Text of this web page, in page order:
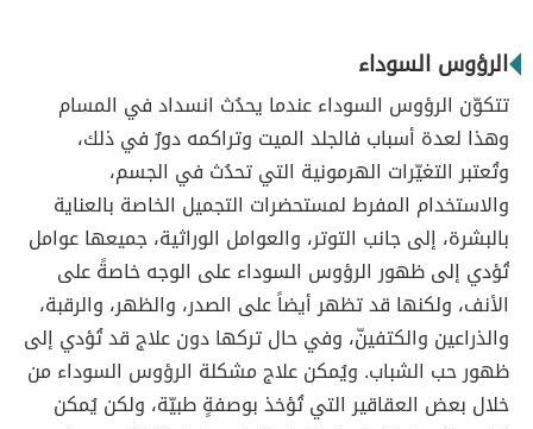
الرؤوس السوداء
تتكوّن الرؤوس السوداء عندما يحدُث انسداد في المسام
وهذا لعدة أسباب فالجلد الميت وتراكمه دورٌ في ذلك،
وتُعتبر التغيّرات الهرمونية التي تحدُث في الجسم،
والاستخدام المفرط لمستحضرات التجميل الخاصة بالعناية
بالبشرة، إلى جانب التوتر، والعوامل الوراثية، جميعها عوامل
تُؤدي إلى ظهور الرؤوس السوداء على الوجه خاصةً على
الأنف، ولكنها قد تظهر أيضاً على الصدر، والظهر، والرقبة،
والذراعين والكتفينّ، وفي حال تركها دون علاج قد تُؤدي إلى
ظهور حب الشباب. ويُمكن علاج مشكلة الرؤوس السوداء من
خلال بعض العقاقير التي تُؤخذ بوصفةٍ طبيّة، ولكن يُمكن